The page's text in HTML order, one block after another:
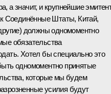
а значит, и крупнейшие
Соединённые Штаты, Китай,
должны одномоментно
обязательства
Хотел бы специально это
одномоментно принятые
которые мы будем
усилия будут